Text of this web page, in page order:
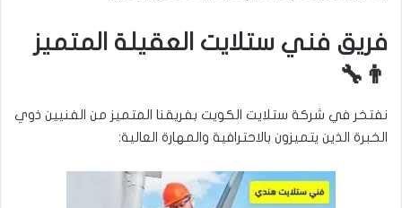
فريق فني ستلايت العقيلة المتميز
👨‍🔧
نفتخر في شركة ستلايت الكويت بفريقنا المتميز من الفنيين ذوي
الخبرة الذين يتميزون بالاحترافية والمهارة العالية: